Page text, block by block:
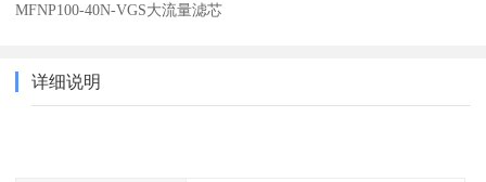
MFNP100-40N-VGS大流量滤芯
详细说明